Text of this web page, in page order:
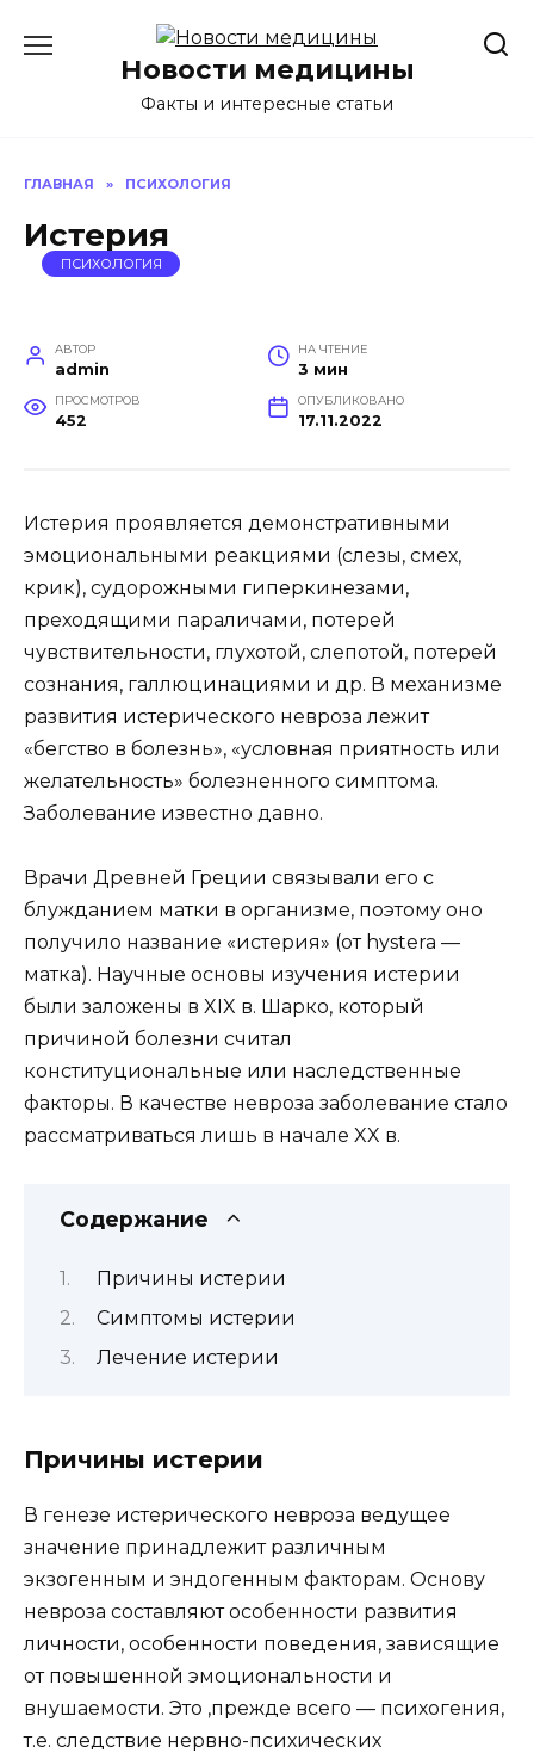
содержаниюНовости медицины
Факты и интересные статьи
ГЛАВНАЯ » ПСИХОЛОГИЯ
Истерия
ПСИХОЛОГИЯ
АВТОР
admin
НА ЧТЕНИЕ
3 мин
ПРОСМОТРОВ
452
ОПУБЛИКОВАНО
17.11.2022
Истерия проявляется демонстративными
эмоциональными реакциями (слезы, смех,
крик), судорожными гиперкинезами,
преходящими параличами, потерей
чувствительности, глухотой, слепотой, потерей
сознания, галлюцинациями и др. В механизме
развития истерического невроза лежит
«бегство в болезнь», «условная приятность или
желательность» болезненного симптома.
Заболевание известно давно.
Врачи Древней Греции связывали его с
блужданием матки в организме, поэтому оно
получило название «истерия» (от hystera —
матка). Научные основы изучения истерии
были заложены в XIX в. Шарко, который
причиной болезни считал
конституциональные или наследственные
факторы. В качестве невроза заболевание стало
рассматриваться лишь в начале XX в.
Содержание
Причины истерии
Симптомы истерии
Лечение истерии
Причины истерии
В генезе истерического невроза ведущее
значение принадлежит различным
экзогенным и эндогенным факторам. Основу
невроза составляют особенности развития
личности, особенности поведения, зависящие
от повышенной эмоциональности и
внушаемости. Это ,прежде всего — психогения,
т.е. следствие нервно-психических